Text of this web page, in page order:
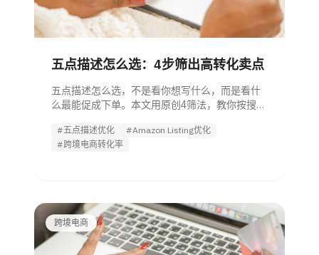
五点描述怎么选：4步筛出高转化卖点
五点描述怎么选，不是看你想写什么，而是看什
么最能促成下单。本文用原创4筛法，教你按搜索
化卖点，并附审核清单。
#五点描述优化
#Amazon Listing优化
#跨境电商转化率
跨境电商